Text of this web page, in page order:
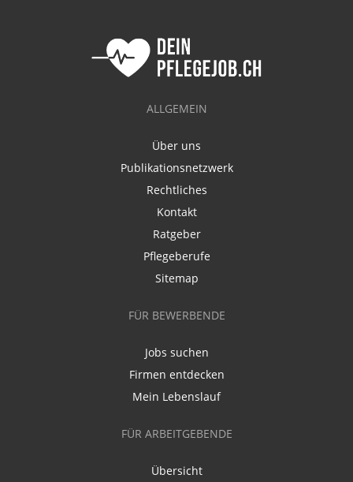
ALLGEMEIN
Über uns
Publikationsnetzwerk
Rechtliches
Kontakt
Ratgeber
Pflegeberufe
Sitemap
FÜR BEWERBENDE
Jobs suchen
Firmen entdecken
Mein Lebenslauf
FÜR ARBEITGEBENDE
Übersicht